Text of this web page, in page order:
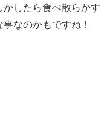
したら食べ散らかす
なのかもですね！